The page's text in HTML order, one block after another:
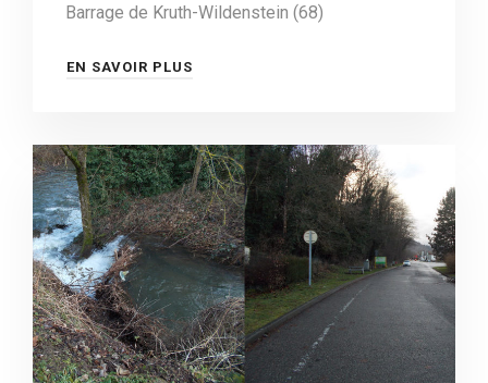
Barrage de Kruth-Wildenstein (68)
EN SAVOIR PLUS